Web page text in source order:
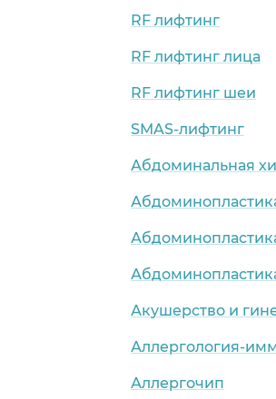
RF лифтинг
RF лифтинг лица
RF лифтинг шеи
SMAS-лифтинг
Абдоминальная
Акушерство и
Аллергология-
Аллергочип